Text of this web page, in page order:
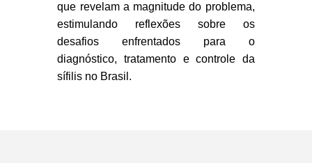
que revelam a magnitude do problema,
estimulando reflexões sobre os
desafios enfrentados para o
diagnóstico, tratamento e controle da
sífilis no Brasil.